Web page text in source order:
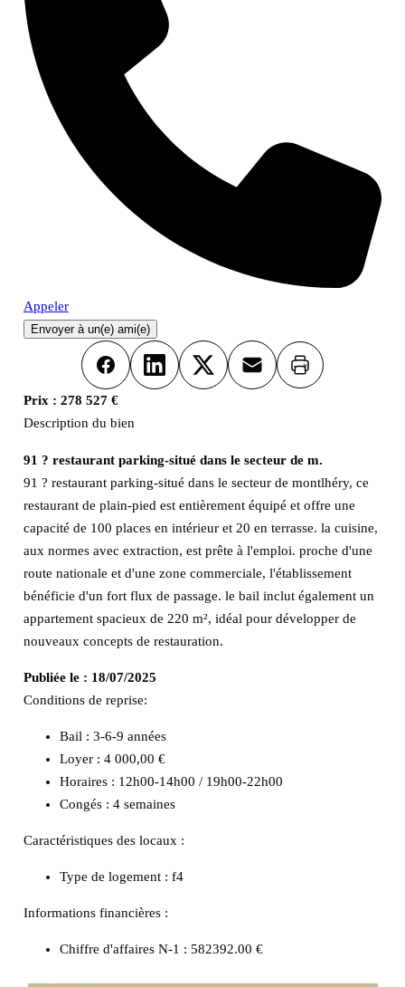
Appeler
Envoyer à un(e) ami(e)
FacebookLinkedInX Email Imprimer
Prix : 278 527 €
Description du bien
91 ? restaurant parking-situé dans le secteur de m.
91 ? restaurant parking-situé dans le secteur de montlhéry, ce
restaurant de plain-pied est entièrement équipé et offre une
capacité de 100 places en intérieur et 20 en terrasse. la cuisine,
aux normes avec extraction, est prête à l'emploi. proche d'une
route nationale et d'une zone commerciale, l'établissement
bénéficie d'un fort flux de passage. le bail inclut également un
appartement spacieux de 220 m², idéal pour développer de
nouveaux concepts de restauration.
Publiée le : 18/07/2025
Conditions de reprise:
Bail : 3-6-9 années
Loyer : 4 000,00 €
Horaires : 12h00-14h00 / 19h00-22h00
Congés : 4 semaines
Caractéristiques des locaux :
Type de logement : f4
Informations financières :
Chiffre d'affaires N-1 : 582392.00 €